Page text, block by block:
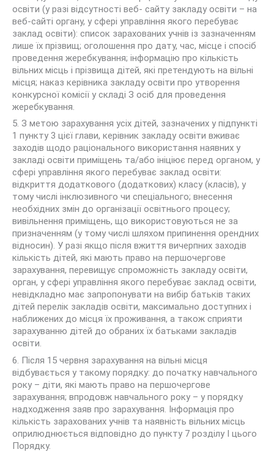
освіти (у разі відсутності веб- сайту закладу освіти – на
веб-сайті органу, у сфері управління якого перебуває
заклад освіти): список зарахованих учнів із зазначенням
лише їх прізвищ; оголошення про дату, час, місце і спосіб
проведення жеребкування; інформацію про кількість
вільних місць і прізвища дітей, які претендують на вільні
місця; наказ керівника закладу освіти про утворення
конкурсної комісії у складі З осіб для проведення
жеребкування.
5. З метою зарахування усіх дітей, зазначених у підпункті
1 пункту 3 цієї глави, керівник закладу освіти вживає
заходів щодо раціонального використання наявних у
закладі освіти приміщень та/або ініціює перед органом, у
сфері управління якого перебуває заклад освіти:
відкриття додаткового (додаткових) класу (класів), у
тому числі інклюзивного чи спеціального; внесення
необхідних змін до організації освітнього процесу;
вивільнення приміщень, що використовуються не за
призначенням (у тому числі шляхом припинення орендних
відносин). У разі якщо після вжиття вичерпних заходів
кількість дітей, які мають право на першочергове
зарахування, перевищує спроможність закладу освіти,
орган, у сфері управління якого перебуває заклад освіти,
невідкладно має запропонувати на вибір батьків таких
дітей перелік закладів освіти, максимально доступних і
наближених до місця їх проживання, а також сприяти
зарахуванню дітей до обраних їх батьками закладів
освіти.
6. Після 15 червня зарахування на вільні місця
відбувається у такому порядку: до початку навчального
року – діти, які мають право на першочергове
зарахування; впродовж навчального року – у порядку
надходження заяв про зарахування. Інформація про
кількість зарахованих учнів та наявність вільних місць
оприлюднюється відповідно до пункту 7 розділу І цього
Порядку.